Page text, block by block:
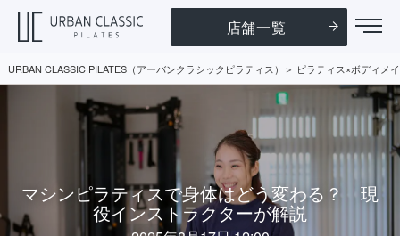
店舗一覧
URBAN CLASSIC PILATES（アーバンクラシックピラティス） ピラティス×ボディメ
マシンピラティスで身体はどう変わる？ 現
役インストラクターが解説